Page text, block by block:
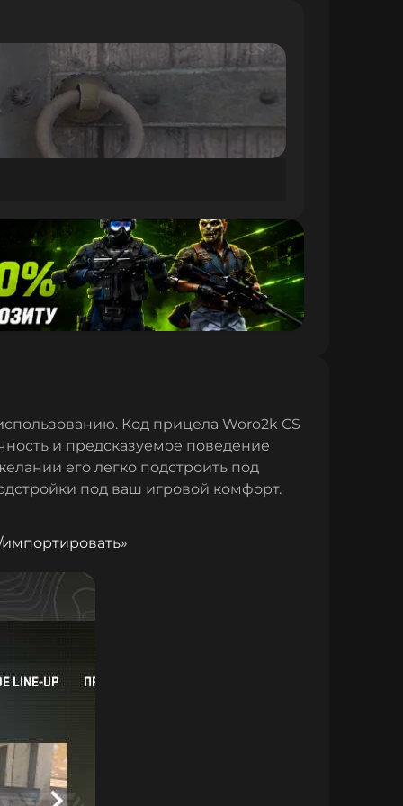
Код прицела Woro2k CS
и предсказуемое поведение
его легко подстроить под
под ваш игровой комфорт.